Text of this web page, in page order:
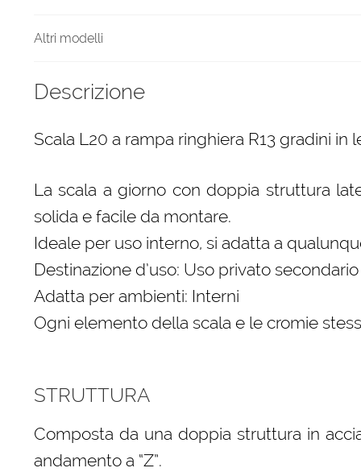
Altri modelli
Descrizione
Scala L20 a rampa ringhiera R13 gradini in
La scala a giorno con doppia struttura
solida e facile da montare.
Ideale per uso interno, si adatta a
Destinazione d’uso: Uso privato secondario
Adatta per ambienti: Interni
Ogni elemento della scala e le cromie
STRUTTURA
Composta da una doppia struttura in
andamento a “Z”.